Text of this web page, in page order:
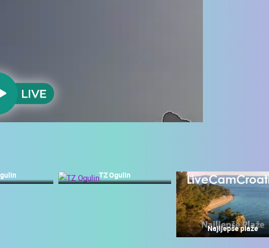
0 GLEDATELJ(A)
TZ Ogulin
Najljepše plaže